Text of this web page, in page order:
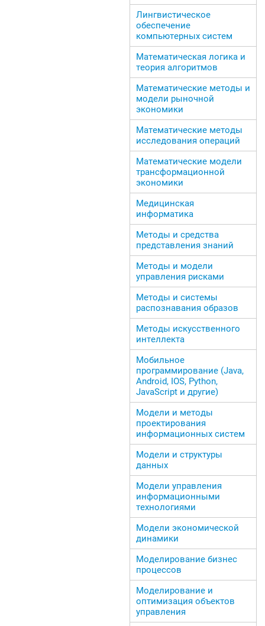
Лингвистическое
обеспечение
компьютерных систем
Математическая логика и
теория алгоритмов
Математические методы и
модели рыночной
экономики
Математические методы
исследования операций
Математические модели
трансформационной
экономики
Медицинская
информатика
Методы и средства
представления знаний
Методы и модели
управления рисками
Методы и системы
распознавания образов
Методы искусственного
интеллекта
Мобильное
программирование (Java,
Android, IOS, Python,
JavaScript и другие)
Модели и методы
проектирования
информационных систем
Модели и структуры
данных
Модели управления
информационными
технологиями
Модели экономической
динамики
Моделирование бизнес
процессов
Моделирование и
оптимизация объектов
управления